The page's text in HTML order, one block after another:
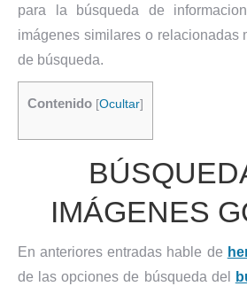
para la búsqueda de
imágenes similares o relacionadas
de búsqueda.
Contenido [Ocultar]
IMÁGENES
En anteriores entradas hable de
de las opciones de búsqueda del